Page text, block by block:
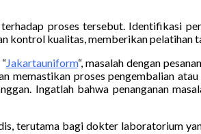
proses tersebut. Identifikasi
kontrol kualitas, memberikan
Jakartauniform“, masalah dengan
memastikan proses pengembalian
Ingatlah bahwa penanganan
terutama bagi dokter laboratorium